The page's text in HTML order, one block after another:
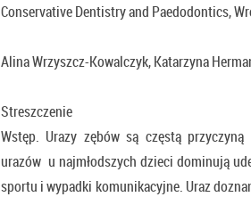
Conservative Dentistry and Paedodontics,
Alina Wrzyszcz-Kowalczyk, Katarzyna
Streszczenie
Wstęp. Urazy zębów są częstą
urazów u najmłodszych dzieci dominują
sportu i wypadki komunikacyjne. Uraz